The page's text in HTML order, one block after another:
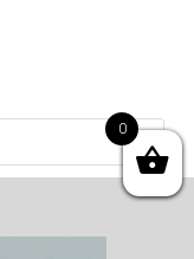
0